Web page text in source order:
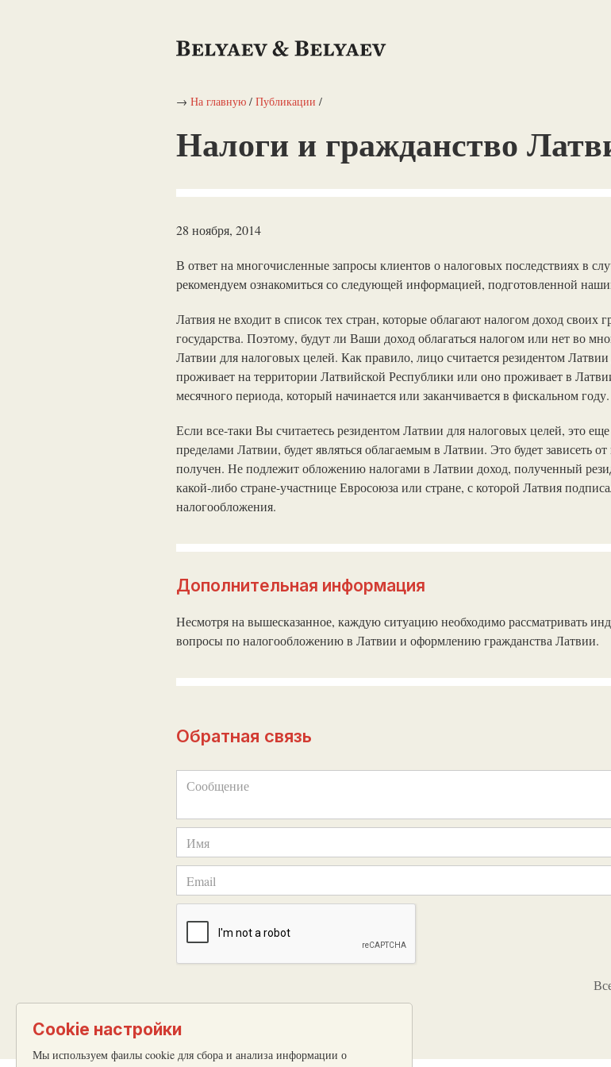
→ На главную / Публикации /
Налоги и гражданство
28 ноября, 2014
В ответ на многочисленные запросы клиентов о налоговых последствиях в
рекомендуем ознакомиться со следующей информацией, подготовленной
Латвия не входит в список тех стран, которые облагают налогом доход своих
государства. Поэтому, будут ли Ваши доход облагаться налогом или нет во
Латвии для налоговых целей. Как правило, лицо считается резидентом
проживает на территории Латвийской Республики или оно проживает в
месячного периода, который начинается или заканчивается в фискальном году.
Если все-таки Вы считаетесь резидентом Латвии для налоговых целей, это
пределами Латвии, будет являться облагаемым в Латвии. Это будет зависеть
получен. Не подлежит обложению налогами в Латвии доход, полученный
какой-либо стране-участнице Евросоюза или стране, с которой Латвия
налогообложения.
Дополнительная информация
Несмотря на вышесказанное, каждую ситуацию необходимо рассматривать
вопросы по налогообложению в Латвии и оформлению гражданства Латвии.
Обратная связь
Cookie настройки
Мы используем фаилы cookie для сбора и анализа информации о